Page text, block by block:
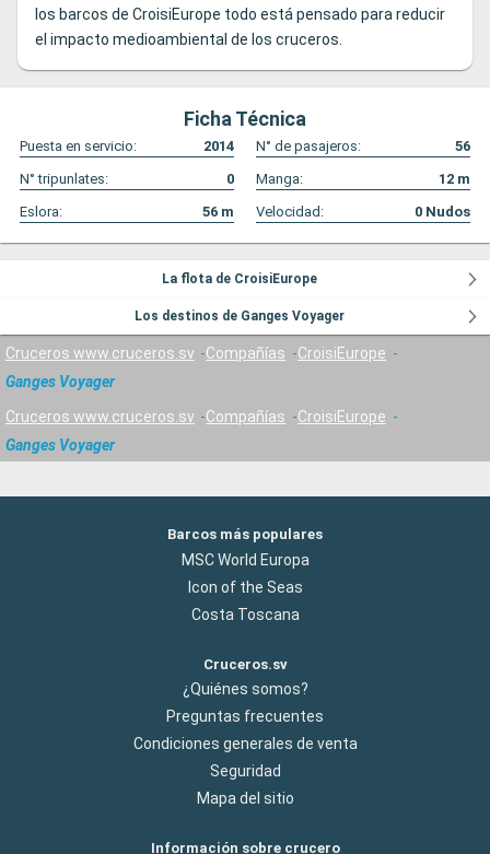
los barcos de CroisiEurope todo está pensado para reducir
el impacto medioambiental de los cruceros.
Ficha Técnica
Puesta en servicio: 2014 N° de pasajeros:
56
N° tripunlates:
0 Manga: 12 m
Eslora:
56 m Velocidad: 0 Nudos
La flota de CroisiEurope
Los destinos de Ganges Voyager
Cruceros www.cruceros.sv Compañías
CroisiEurope
Ganges Voyager
Cruceros www.cruceros.sv Compañías
CroisiEurope
Ganges Voyager
Barcos más populares
MSC World Europa
Icon of the Seas
Costa Toscana
Cruceros.sv
¿Quiénes somos?
Preguntas frecuentes
Condiciones generales de venta
Seguridad
Mapa del sitio
Información sobre crucero